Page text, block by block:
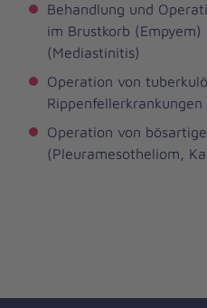
Behandlung und
im Brustkorb
(Mediastinitis)
Operation von
Rippenfellerkrankungen
Operation von
(Pleuramesotheliom,